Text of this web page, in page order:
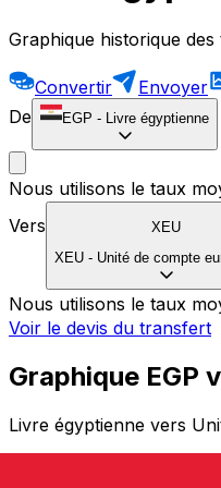
Graphique historique
Convertir Envoyer
De
EGP - Livre égyptienne
Nous utilisons le taux
Vers
XEU
XEU - Unité de compte
Nous utilisons le taux
Voir le devis du transfert
Graphique EGP
Livre égyptienne vers